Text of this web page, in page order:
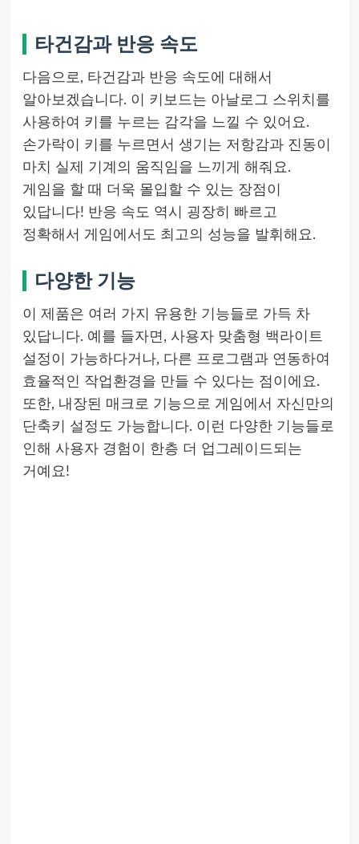
타건감과 반응 속도
다음으로, 타건감과 반응 속도에 대해서
알아보겠습니다. 이 키보드는 아날로그 스위치를
사용하여 키를 누르는 감각을 느낄 수 있어요.
손가락이 키를 누르면서 생기는 저항감과 진동이
마치 실제 기계의 움직임을 느끼게 해줘요.
게임을 할 때 더욱 몰입할 수 있는 장점이
있답니다! 반응 속도 역시 굉장히 빠르고
정확해서 게임에서도 최고의 성능을 발휘해요.
다양한 기능
이 제품은 여러 가지 유용한 기능들로 가득 차
있답니다. 예를 들자면, 사용자 맞춤형 백라이트
설정이 가능하다거나, 다른 프로그램과 연동하여
효율적인 작업환경을 만들 수 있다는 점이에요.
또한, 내장된 매크로 기능으로 게임에서 자신만의
단축키 설정도 가능합니다. 이런 다양한 기능들로
인해 사용자 경험이 한층 더 업그레이드되는
거예요!